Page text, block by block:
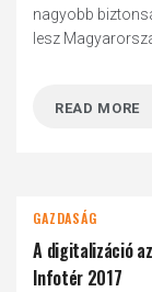
nagyobb
lesz
READ MORE
GAZDASÁG
A digitalizáció
Infotér 2017